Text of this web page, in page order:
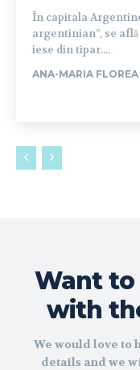
În capitala
argentinian”, se
iese din tipar....
ANA-MARIA FLOREA
Want to
with
We would love to
details and we